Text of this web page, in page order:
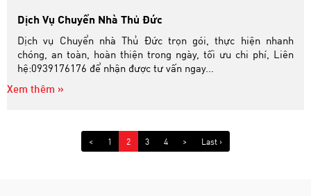
Dịch Vụ Chuyển Nhà Thủ Đức
Dịch vụ Chuyển nhà Thủ Đức trọn gói, thực hiện nhanh
chóng, an toàn, hoàn thiện trong ngày, tối ưu chi phí, Liên
hệ:0939176176 để nhận được tư vấn ngay...
Xem thêm »
< 1 2 3 4 > Last ›